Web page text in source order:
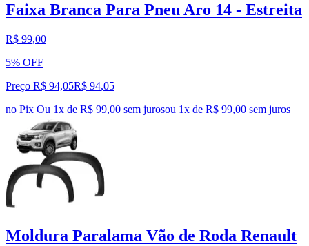
Faixa Branca Para Pneu Aro 14 - Estreita
R$ 99,00
5% OFF
Preço R$ 94,05R$ 94,05
no Pix Ou 1x de R$ 99,00 sem jurosou 1x de R$ 99,00 sem juros
Moldura Paralama Vão de Roda Renault